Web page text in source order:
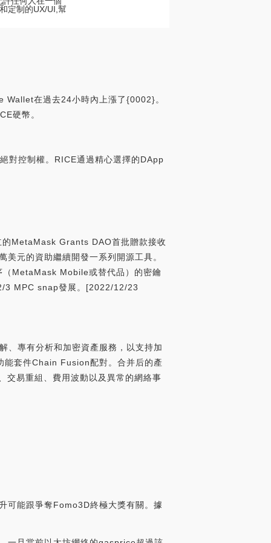
定制的UX/UI,幫
在過去24小時內上漲了{0002}。
硬幣。
對控制權。RICE通過精心選擇的DApp
MetaMask Grants DAO首批贈款接收
元的資助繼續開發一系列開源工具。
MetaMask Mobile或替代品）的密鑰
3 MPC snap發展。[2022/12/23
專有分析和加密資產服務，以支持加
能套件Chain Fusion配對。合并后的產
易重組、費用波動以及異常的網絡事
能跟爭奪Fomo3D終極大獎有關。據